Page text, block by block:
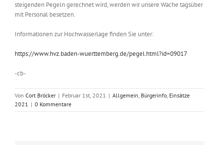
steigenden Pegeln gerechnet wird, werden wir unsere Wache tagsüber
mit Personal besetzen.
Informationen zur Hochwasserlage finden Sie unter:
https://www.hvz.baden-wuerttemberg.de/pegel.html?id=09017
-cb-
Von Cort Bröcker | Februar 1st, 2021 | Allgemein, Bürgerinfo, Einsätze
2021 | 0 Kommentare